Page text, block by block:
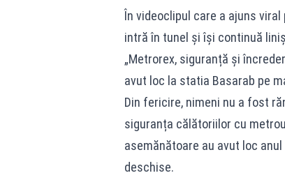
În videoclipul care a ajuns
intră în tunel și își continuă
„Metrorex, siguranță și
avut loc la statia Basarab pe
Din fericire, nimeni nu a fost
siguranța călătoriilor cu
asemănătoare au avut loc
deschise.